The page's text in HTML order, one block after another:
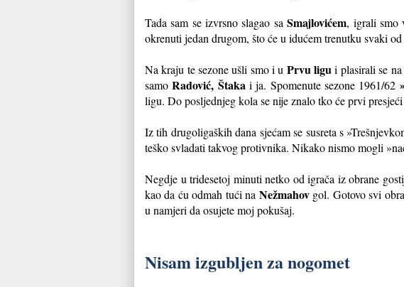
Tada sam se izvrsno slagao saSmajlovićem, igrali smo
okrenuti jedan drugom, što će u idućem trenutku svaki
Na kraju te sezone ušli smo i u Prvu ligu i plasirali se
samoRadović, Štaka i ja. Spomenute sezone 1961/62
ligu. Do posljednjeg kola se nije znalo tko će prvi
Iz tih drugoligaških dana sjećam se susreta s
teško svladati takvog protivnika. Nikako nismo mogli
Negdje u tridesetoj minuti netko od igrača iz obrane
kao da ću odmah tući na Nežmahovgol. Gotovo svi
u namjeri da osujete moj pokušaj.
Nisam izgubljen za nogomet